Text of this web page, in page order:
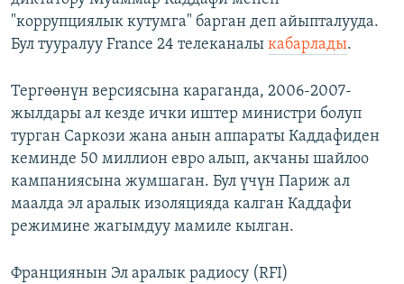
"коррупциялык кутумга" барган деп айыпталууда.
Бул тууралуу France 24 телеканалы кабарлады.
Тергөөнүн версиясына караганда, 2006-2007-
жылдары ал кезде ички иштер министри болуп
турган Саркози жана анын аппараты Каддафиден
кеминде 50 миллион евро алып, акчаны шайлоо
кампаниясына жумшаган. Бул үчүн Париж ал
маалда эл аралык изоляцияда калган Каддафи
режимине жагымдуу мамиле кылган.
Франциянын Эл аралык радиосу (RFI)